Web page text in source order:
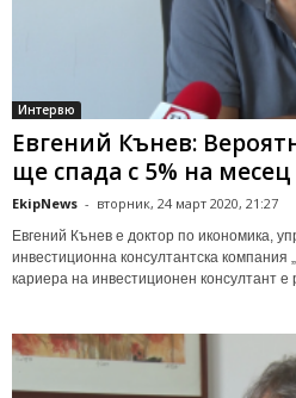
Интервю
Евгений Кънев:
ще спада с 5% на месец
EkipNews - вторник, 24 март 2020, 21:27
Евгений Кънев е доктор по икономика,
инвестиционна консултантска компания
кариера на инвестиционен консултант е